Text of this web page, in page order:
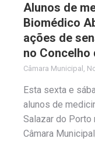
Alunos de
Biomédico
ações de
no Concelho
Câmara Municipal ,
Esta sexta e
alunos de
Salazar do Porto
Câmara